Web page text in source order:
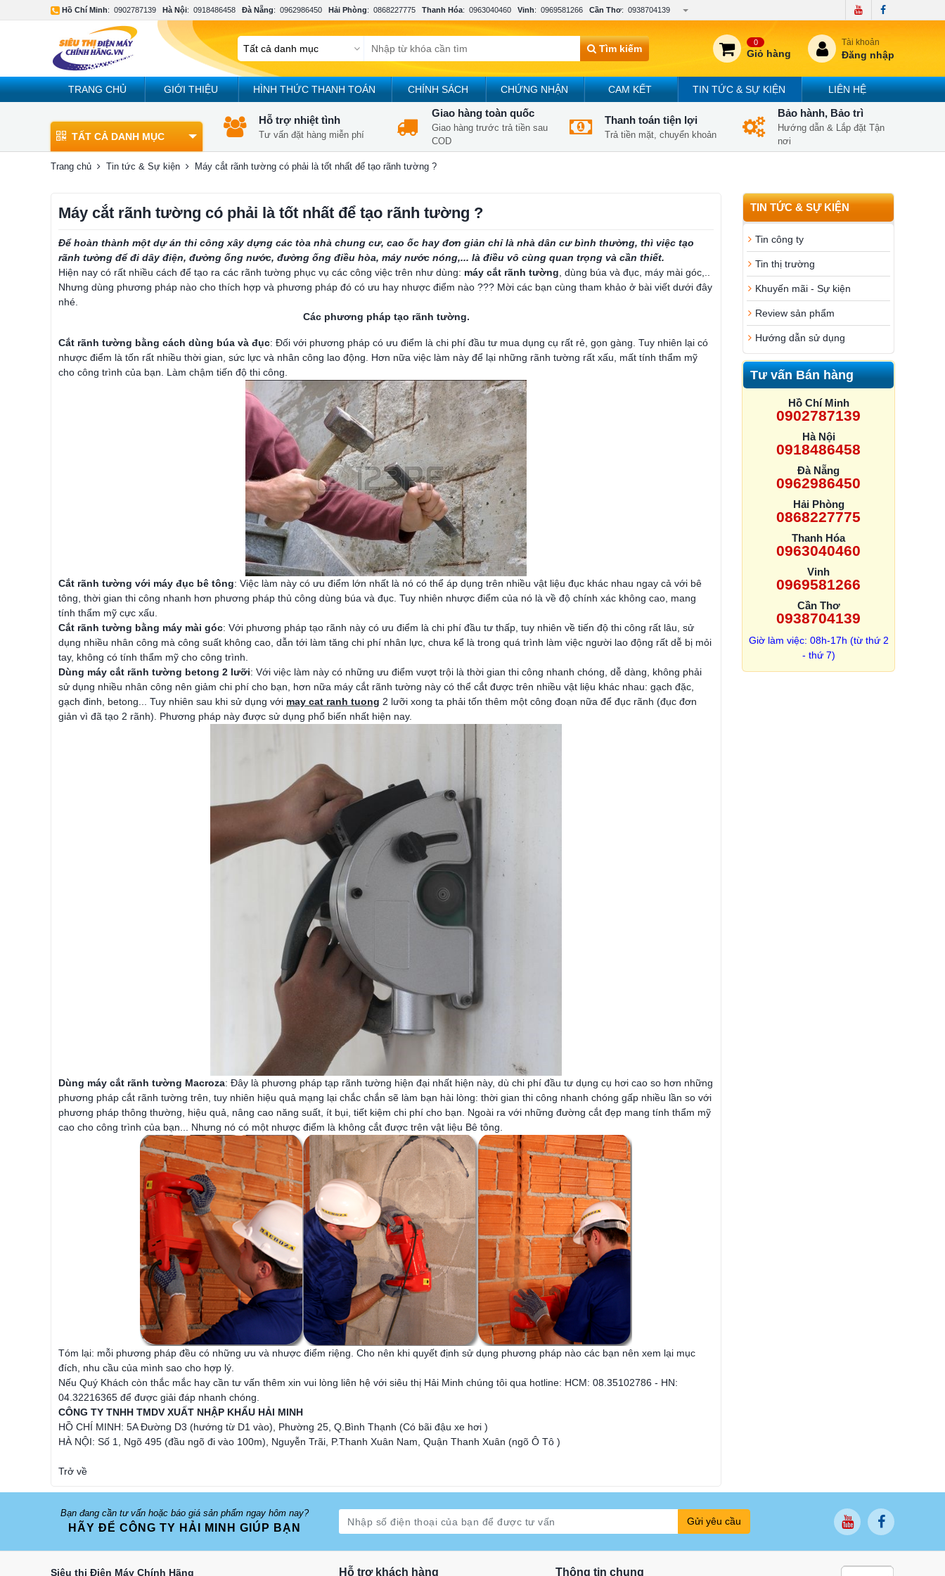
Hồ Chí Minh: 0902787139 Hà Nội: 0918486458 Đà Nẵng: 0962986450 Hải Phòng: 0868227775 Thanh Hóa: 0963040460 Vinh: 0969581266 Cần Thơ: 0938704139
Tìm kiếm
0
Giỏ hàng
Tài khoản
Đăng nhập
TRANG CHỦ GIỚI THIỆU HÌNH THỨC THANH TOÁN CHÍNH SÁCH CHỨNG NHẬN CAM KẾT TIN TỨC & SỰ KIỆN LIÊN HỆ
TẤT CẢ DANH MỤC
Hỗ trợ nhiệt tình
Tư vấn đặt hàng miễn phí
Giao hàng toàn quốc
Giao hàng trước trả tiền sau
COD
Thanh toán tiện lợi
Trả tiền mặt, chuyển khoản
Bảo hành, Bảo trì
Hướng dẫn & Lắp đặt Tận
nơi
Trang chủ Tin tức & Sự kiện Máy cắt rãnh tường có phải là tốt nhất để tạo rãnh tường ?
TIN TỨC & SỰ KIỆN
Tin công ty
Tin thị trường
Khuyến mãi - Sự kiện
Review sản phẩm
Hướng dẫn sử dụng
Tư vấn Bán hàng
Hồ Chí Minh
0902787139
Hà Nội
0918486458
Đà Nẵng
0962986450
Hải Phòng
0868227775
Thanh Hóa
0963040460
Vinh
0969581266
Cần Thơ
0938704139
Giờ làm việc: 08h-17h (từ thứ 2
- thứ 7)
Máy cắt rãnh tường có phải là tốt nhất để tạo rãnh tường ?
Để hoàn thành một dự án thi công xây dựng các tòa nhà chung cư, cao ốc hay đơn giản chỉ là nhà dân cư bình thường, thì việc tạo
rãnh tường để đi dây điện, đường ống nước, đường ống điều hòa, máy nước nóng,... là điều vô cùng quan trọng và cần thiết.
Hiện nay có rất nhiều cách để tạo ra các rãnh tường phục vụ các công việc trên như dùng: máy cắt rãnh tường , dùng búa và đục, máy mài góc,..
Nhưng dùng phương pháp nào cho thích hợp và phương pháp đó có ưu hay nhược điểm nào ??? Mời các bạn cùng tham khảo ở bài viết dưới đây
nhé.
Các phương pháp tạo rãnh tường.
Cắt rãnh tường bằng cách dùng búa và đục: Đối với phương pháp có ưu điểm là chi phí đầu tư mua dụng cụ rất rẻ, gọn gàng. Tuy nhiên lại có
nhược điểm là tốn rất nhiều thời gian, sức lực và nhân công lao động. Hơn nữa việc làm này để lại những rãnh tường rất xấu, mất tính thẩm mỹ
cho công trình của bạn. Làm chậm tiến độ thi công.
Cắt rãnh tường với máy đục bê tông: Việc làm này có ưu điểm lớn nhất là nó có thể áp dụng trên nhiều vật liệu đục khác nhau ngay cả với bê
tông, thời gian thi công nhanh hơn phương pháp thủ công dùng búa và đục. Tuy nhiên nhược điểm của nó là về độ chính xác không cao, mang
tính thẩm mỹ cực xấu.
Cắt rãnh tường bằng máy mài góc: Với phương pháp tạo rãnh này có ưu điểm là chi phí đầu tư thấp, tuy nhiên về tiến độ thi công rất lâu, sử
dụng nhiều nhân công mà công suất không cao, dẫn tới làm tăng chi phí nhân lực, chưa kể là trong quá trình làm việc người lao động rất dễ bị mỏi
tay, không có tính thẩm mỹ cho công trình.
Dùng máy cắt rãnh tường betong 2 lưỡi: Với việc làm này có những ưu điểm vượt trội là thời gian thi công nhanh chóng, dễ dàng, không phải
sử dụng nhiều nhân công nên giảm chi phí cho bạn, hơn nữa máy cắt rãnh tường này có thể cắt được trên nhiều vật liệu khác nhau: gạch đặc,
gạch đinh, betong... Tuy nhiên sau khi sử dụng với may cat ranh tuong 2 lưỡi xong ta phải tốn thêm một công đoạn nữa để đục rãnh (đục đơn
giản vì đã tạo 2 rãnh). Phương pháp này được sử dụng phổ biến nhất hiện nay.
Dùng máy cắt rãnh tường Macroza: Đây là phương pháp tạp rãnh tường hiện đại nhất hiện này, dù chi phí đầu tư dụng cụ hơi cao so hơn những
phương pháp cắt rãnh tường trên, tuy nhiên hiệu quả mạng lại chắc chắn sẽ làm bạn hài lòng: thời gian thi công nhanh chóng gấp nhiều lần so với
phương pháp thông thường, hiệu quả, nâng cao năng suất, ít bụi, tiết kiệm chi phí cho bạn. Ngoài ra với những đường cắt đẹp mang tính thẩm mỹ
cao cho công trình của bạn... Nhưng nó có một nhược điểm là không cắt được trên vật liệu Bê tông.
Tóm lại: mỗi phương pháp đều có những ưu và nhược điểm riệng. Cho nên khi quyết định sử dụng phương pháp nào các bạn nên xem lại mục
đích, nhu cầu của mình sao cho hợp lý.
Nếu Quý Khách còn thắc mắc hay cần tư vấn thêm xin vui lòng liên hệ với siêu thị Hải Minh chúng tôi qua hotline: HCM: 08.35102786 - HN:
04.32216365 để được giải đáp nhanh chóng.
CÔNG TY TNHH TMDV XUẤT NHẬP KHẨU HẢI MINH
HỒ CHÍ MINH: 5A Đường D3 (hướng từ D1 vào), Phường 25, Q.Bình Thạnh (Có bãi đậu xe hơi )
HÀ NỘI: Số 1, Ngõ 495 (đầu ngõ đi vào 100m), Nguyễn Trãi, P.Thanh Xuân Nam, Quận Thanh Xuân (ngõ Ô Tô )
Trở về
Bạn đang cần tư vấn hoặc báo giá sản phẩm ngay hôm nay?
HÃY ĐỂ CÔNG TY HẢI MINH GIÚP BẠN
Gửi yêu cầu
Siêu thị Điện Máy Chính Hãng Hỗ trợ khách hàng Thông tin chung